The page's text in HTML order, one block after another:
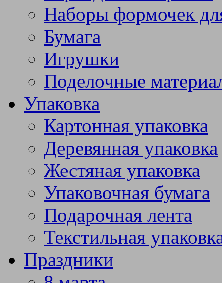
Наборы формочек
Бумага
Игрушки
Поделочные
Упаковка
Картонная упаковка
Деревянная упаковка
Жестяная упаковка
Упаковочная бумага
Подарочная лента
Текстильная
Праздники